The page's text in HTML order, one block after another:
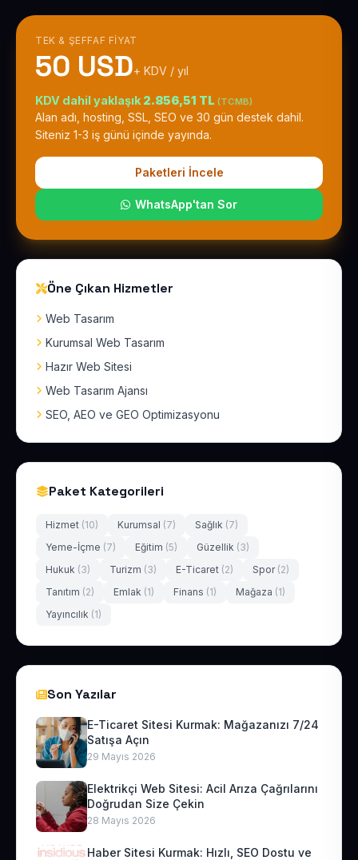
TEK & ŞEFFAF FIYAT
50 USD+ KDV / yıl
KDV dahil yaklaşık 2.856,51 TL (TCMB)
Alan adı, hosting, SSL, SEO ve 30 gün destek dahil.
Siteniz 1-3 iş günü içinde yayında.
Paketleri İncele
WhatsApp'tan Sor
Öne Çıkan Hizmetler
Web Tasarım
Kurumsal Web Tasarım
Hazır Web Sitesi
Web Tasarım Ajansı
SEO, AEO ve GEO Optimizasyonu
Paket Kategorileri
Hizmet (10) Kurumsal (7) Sağlık (7)
Yeme-İçme (7) Eğitim (5) Güzellik (3)
Hukuk (3) Turizm (3) E-Ticaret (2) Spor (2)
Tanıtım (2) Emlak (1) Finans (1) Mağaza (1)
Yayıncılık (1)
Son Yazılar
E-Ticaret Sitesi Kurmak: Mağazanızı 7/24
Satışa Açın
29 Mayıs 2026
Elektrikçi Web Sitesi: Acil Arıza Çağrılarını
Doğrudan Size Çekin
28 Mayıs 2026
Haber Sitesi Kurmak: Hızlı, SEO Dostu ve